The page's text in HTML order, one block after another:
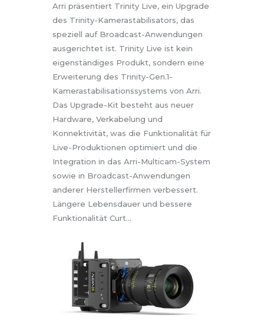
Arri präsentiert Trinity Live, ein Upgrade
des Trinity-Kamerastabilisators, das
speziell auf Broadcast-Anwendungen
ausgerichtet ist. Trinity Live ist kein
eigenständiges Produkt, sondern eine
Erweiterung des Trinity-Gen.1-
Kamerastabilisationssystems von Arri.
Das Upgrade-Kit besteht aus neuer
Hardware, Verkabelung und
Konnektivität, was die Funktionalität für
Live-Produktionen optimiert und die
Integration in das Arri-Multicam-System
sowie in Broadcast-Anwendungen
anderer Herstellerfirmen verbessert.
Längere Lebensdauer und bessere
Funktionalität Curt…